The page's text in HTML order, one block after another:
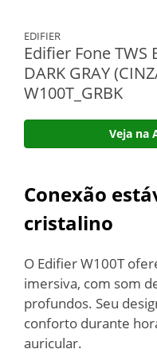
EDIFIER
Edifier Fone TWS
DARK GRAY
W100T_GRBK
Veja na
Conexão
cristalino
O Edifier W100T
imersiva, com som
profundos. Seu
conforto durante
auricular.